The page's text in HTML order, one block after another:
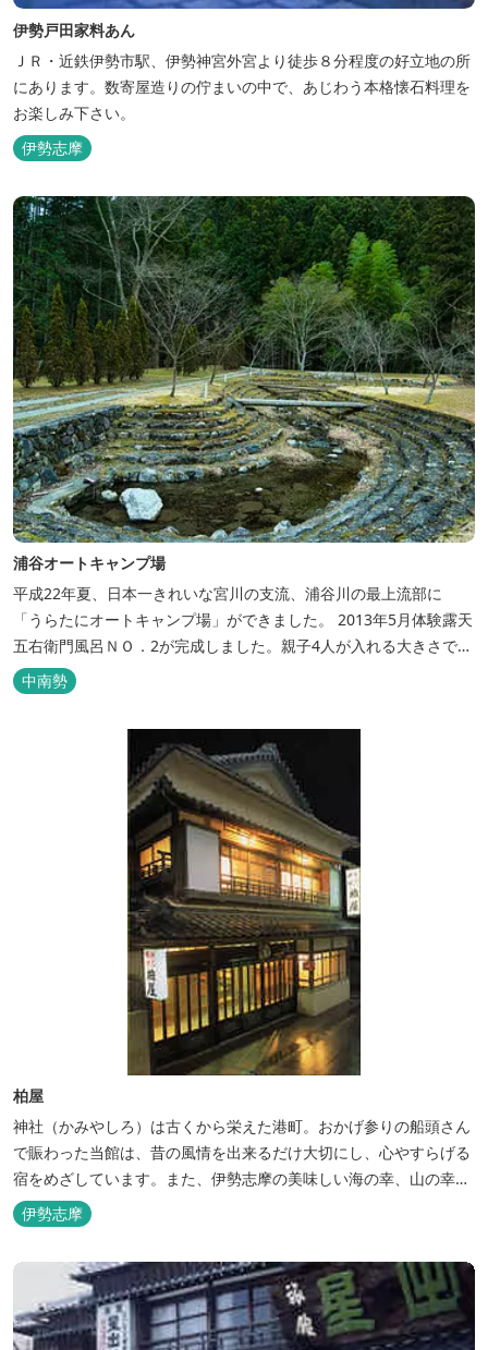
伊勢戸田家料あん
ＪＲ・近鉄伊勢市駅、伊勢神宮外宮より徒歩８分程度の好立地の所
にあります。数寄屋造りの佇まいの中で、あじわう本格懐石料理を
お楽しみ下さい。
伊勢志摩
浦谷オートキャンプ場
平成22年夏、日本一きれいな宮川の支流、浦谷川の最上流部に
「うらたにオートキャンプ場」ができました。 2013年5月体験露天
五右衛門風呂ＮＯ．2が完成しました。親子4人が入れる大きさで
す。中には腰掛けもあり、ゆっくり、星やホタルを見る事ができま
す。ひのきの香り漂う特製五右衛門風呂を自分で沸かし、入浴しま
せんか？ 同時にデッキ付ひのき小屋も完成しました。是非ご利用く
中南勢
柏屋
神社（かみやしろ）は古くから栄えた港町。おかげ参りの船頭さん
で賑わった当館は、昔の風情を出来るだけ大切にし、心やすらげる
宿をめざしています。また、伊勢志摩の美味しい海の幸、山の幸を
低価格でお楽しみください。
伊勢志摩